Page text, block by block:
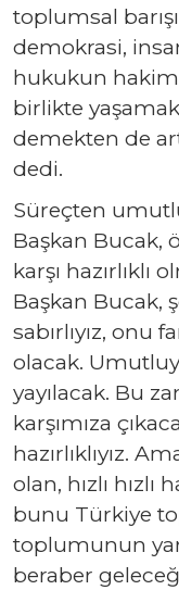
toplumsal
demokrasi,
hukukun
birlikte
demekten de
dedi.
Süreçten
Başkan Bucak,
karşı hazırlıklı
Başkan Bucak,
sabırlıyız, onu
olacak.
yayılacak. Bu
karşımıza
hazırlıklıyız.
olan, hızlı
bunu Türkiye
toplumunun
beraber